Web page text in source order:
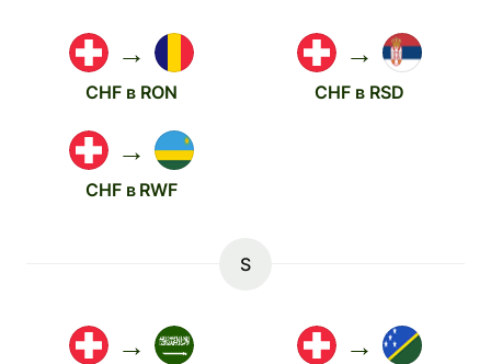
→
CHF в RON
→
CHF в RSD
→
CHF в RWF
S
→ →